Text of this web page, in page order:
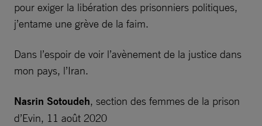
pour exiger la libération des prisonniers politiques,
j’entame une grève de la faim.
Dans l’espoir de voir l’avènement de la justice dans
mon pays, l’Iran.
Nasrin Sotoudeh, section des femmes de la prison
d’Evin, 11 août 2020